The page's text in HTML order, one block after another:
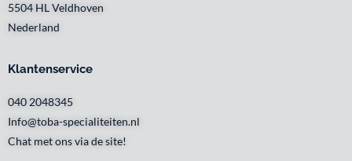
5504 HL Veldhoven
Nederland
Klantenservice
040 2048345
Info@toba-specialiteiten.nl
Chat met ons via de site!